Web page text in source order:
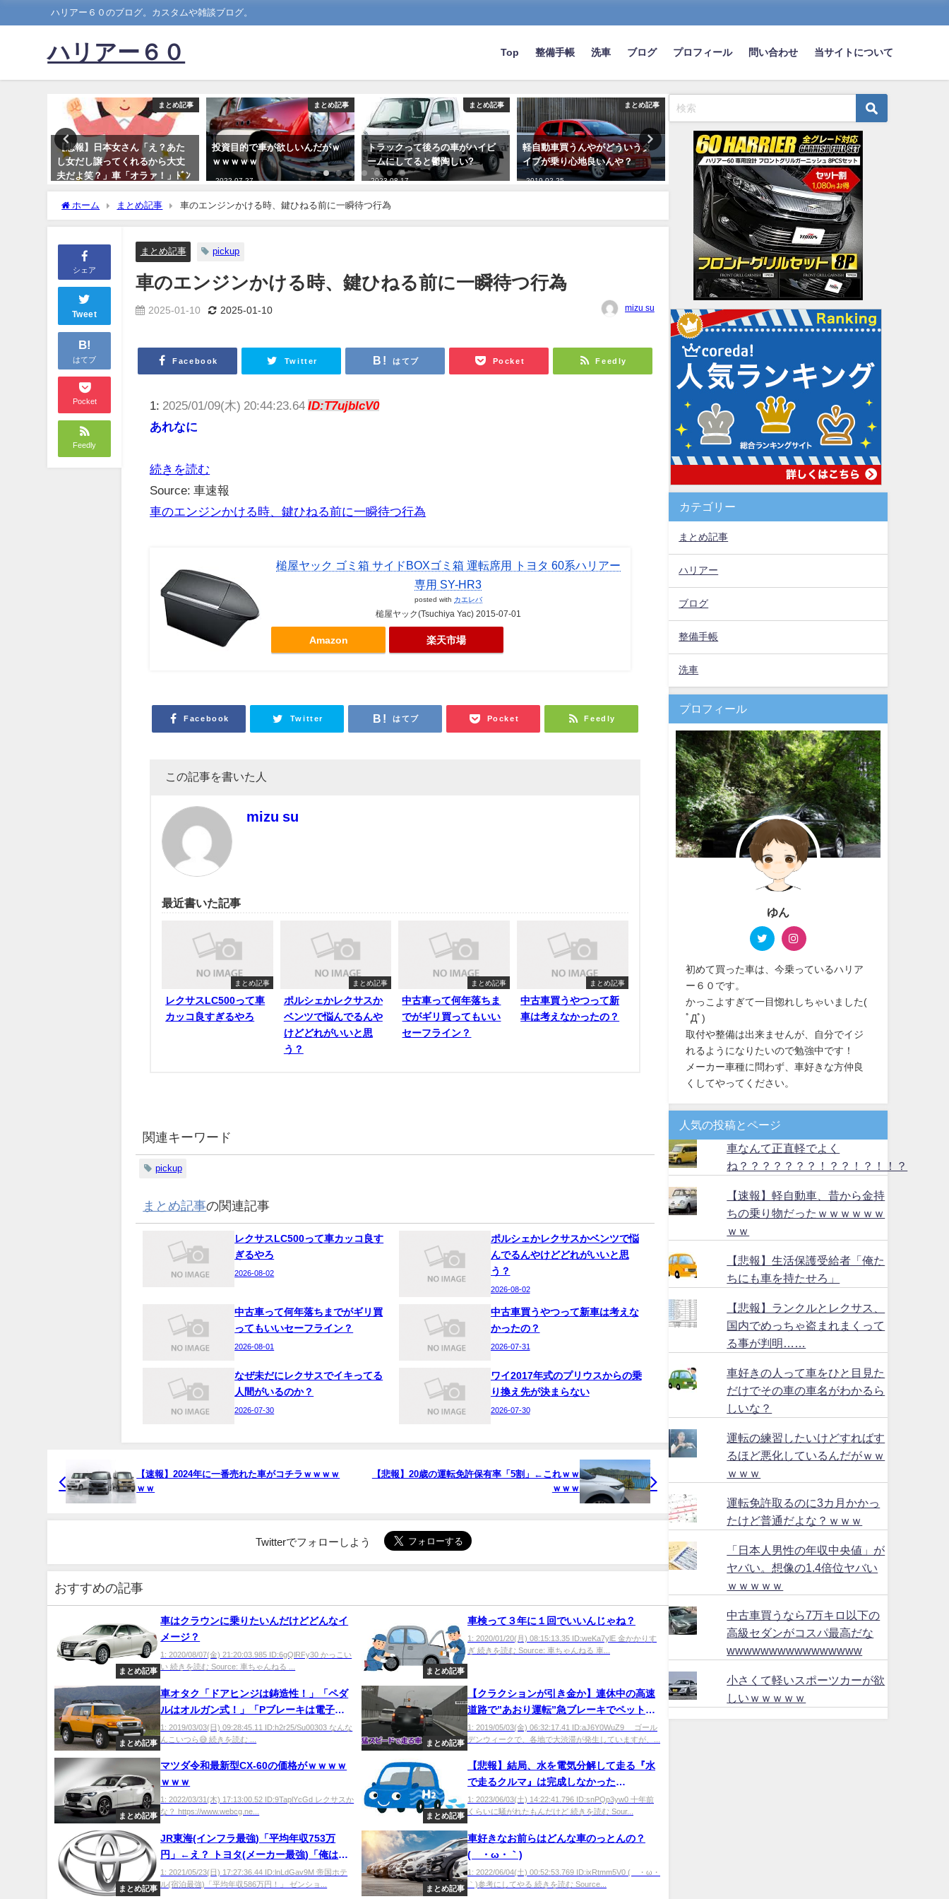
ハリアー６０のブログ。カスタムや雑談ブログ。
ハリアー６０ Top 整備手帳 洗車 ブログ プロフィール 問い合わせ 当サイトについて
まとめ記事
【悲報】日本女さん「え？あた
し女だし譲ってくれるから大丈
夫だよ笑？」車「オラァ！」ﾄﾞﾝ
ｯ!
2021-10-24
まとめ記事
投資目的で車が欲しいんだがｗ
ｗｗｗｗｗ
2022-07-27
まとめ記事
トラックって後ろの車がハイビ
ームにしてると鬱陶しい?
2023-08-17
まとめ記事
軽自動車買うんやがどういうタ
イプが乗り心地良いんや？
2019-02-25
お前らって車買う時どうやって
選んだ？
2020-09-20
最新の車「ライトが完全オ
です、ウインカーがパキっ
れません」
2022-07-15
ホーム まとめ記事 車のエンジンかける時、鍵ひねる前に一瞬待つ行為
シェア
Tweet
B!
はてブ
Pocket
Feedly
まとめ記事 pickup
車のエンジンかける時、鍵ひねる前に一瞬待つ行為
2025-01-10 2025-01-10 mizu su
Facebook Twitter はてブ Pocket Feedly
1: 2025/01/09(木) 20:44:23.64ID:T7ujblcV0
あれなに
続きを読む
Source: 車速報
車のエンジンかける時、鍵ひねる前に一瞬待つ行為
槌屋ヤック ゴミ箱 サイドBOXゴミ箱 運転席用 トヨタ 60系ハリアー
専用 SY-HR3
posted with カエレバ
槌屋ヤック(Tsuchiya Yac) 2015-07-01
Amazon 楽天市場
Facebook Twitter はてブ Pocket Feedly
この記事を書いた人
mizu su
最近書いた記事
まとめ記事
レクサスLC500って車
カッコ良すぎるやろ
まとめ記事
ポルシェかレクサスか
ベンツで悩んでるんや
けどどれがいいと思
う？
まとめ記事
中古車って何年落ちま
でがギリ買ってもいい
セーフライン？
まとめ記事
中古車買うやつって新
車は考えなかったの？
関連キーワード
pickup
まとめ記事の関連記事
レクサスLC500って車カッコ良す
ぎるやろ
2026-08-02
ポルシェかレクサスかベンツで悩
んでるんやけどどれがいいと思
う？
2026-08-02
中古車って何年落ちまでがギリ買
ってもいいセーフライン？
2026-08-01
中古車買うやつって新車は考えな
かったの？
2026-07-31
なぜ未だにレクサスでイキってる
人間がいるのか？
2026-07-30
ワイ2017年式のプリウスからの乗
り換え先が決まらない
2026-07-30
【速報】2024年に一番売れた車がコチラｗｗｗｗ
ｗｗ
【悲報】20歳の運転免許保有率「5割」←これｗｗ
ｗｗｗ
Twitterでフォローしよう
おすすめの記事
まとめ記事
車はクラウンに乗りたいんだけどどんなイ
メージ？
1: 2020/08/07(金) 21:20:03.985 ID:6gQlRFy30 かっこい
い 続きを読む Source: 車ちゃんねる ...
まとめ記事
車検って３年に１回でいいんじゃね？
1: 2020/01/20(月) 08:15:13.35 ID:weKa7ylE 金かかりす
ぎ 続きを読む Source: 車ちゃんねる 車...
まとめ記事
車オタク「ドアヒンジは鋳造性！」「ペダ
ルはオルガン式！」「Pブレーキは電子
式！」
1: 2019/03/03(日) 09:28:45.11 ID:h2r25/Su00303 なんな
んこいつら😅 続きを読む ...
まとめ記事
【クラクションが引き金か】連休中の高速
道路で”あおり運転”急ブレーキでペットボ
トル投げつけ
1: 2019/05/03(金) 06:32:17.41 ID:aJ6Y0WuZ9 ゴール
デンウィークで、各地で大渋滞が発生していますが、...
まとめ記事
マツダ令和最新型CX-60の価格がｗｗｗｗ
ｗｗｗ
1: 2022/03/31(木) 17:13:00.52 ID:9TaplYcGd レクサスか
な？ https://www.webcg.ne...
まとめ記事
【悲報】結局、水を電気分解して走る『水
で走るクルマ』は完成しなかった
wwwwwww
1: 2023/06/03(土) 14:22:41.796 ID:snPQp3yw0 十年前
くらいに騒がれたもんだけど 続きを読む Sour...
まとめ記事
JR東海(インフラ最強)「平均年収753万
円」←え？ トヨタ(メーカー最強)「俺は
865万円！」←うーん……
1: 2021/05/23(日) 17:27:36.44 ID:lnLdGav9M 帝国ホテ
ル(宿泊最強)「平均年収586万円！」 ゼンショ...
まとめ記事
車好きなお前らはどんな車のっとんの？
(´・ω・｀)
1: 2022/06/04(土) 00:52:53.769 ID:ixRtmm5V0 (´・ω・
｀)参考にしてやる 続きを読む Source...
カテゴリー
まとめ記事
ハリアー
ブログ
整備手帳
洗車
プロフィール
ゆん
初めて買った車は、今乗っているハリア
ー６０です。
かっこよすぎて一目惚れしちゃいました(
ﾟДﾟ)
取付や整備は出来ませんが、自分でイジ
れるようになりたいので勉強中です！
メーカー車種に問わず、車好きな方仲良
くしてやってください。
人気の投稿とページ
車なんて正直軽でよく
ね？？？？？？？！？？！？！！？
【速報】軽自動車、昔から金持
ちの乗り物だったｗｗｗｗｗｗ
ｗｗ
【悲報】生活保護受給者「俺た
ちにも車を持たせろ」
【悲報】ランクルとレクサス、
国内でめっちゃ盗まれまくって
る事が判明……
車好きの人って車をひと目見た
だけでその車の車名がわかるら
しいな？
運転の練習したいけどすればす
るほど悪化しているんだがｗｗ
ｗｗｗ
運転免許取るのに3カ月かかっ
たけど普通だよな？ｗｗｗ
「日本人男性の年収中央値」が
ヤバい。想像の1.4倍位ヤバい
ｗｗｗｗｗ
中古車買うなら7万キロ以下の
高級セダンがコスパ最高だな
wwwwwwwwwwwwwwww
小さくて軽いスポーツカーが欲
しいｗｗｗｗｗ